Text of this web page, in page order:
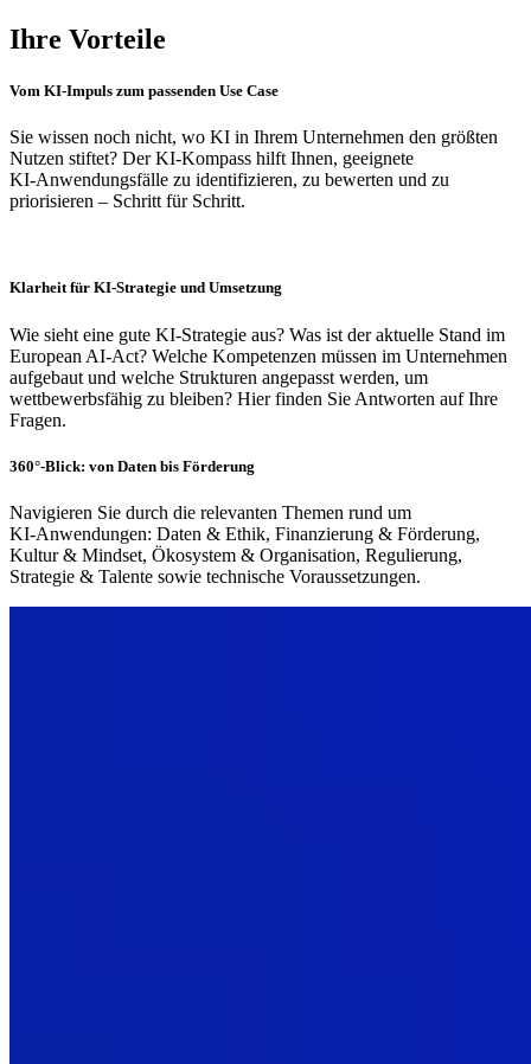
Ihre Vorteile
Vom KI‑Impuls zum passenden Use Case
Sie wissen noch nicht, wo KI in Ihrem Unternehmen den größten
Nutzen stiftet? Der KI‑Kompass hilft Ihnen, geeignete
KI‑Anwendungsfälle zu identifizieren, zu bewerten und zu
priorisieren – Schritt für Schritt.
Klarheit für KI‑Strategie und Umsetzung
Wie sieht eine gute KI-Strategie aus? Was ist der aktuelle Stand im
European AI-Act? Welche Kompetenzen müssen im Unternehmen
aufgebaut und welche Strukturen angepasst werden, um
wettbewerbsfähig zu bleiben? Hier finden Sie Antworten auf Ihre
Fragen.
360°‑Blick: von Daten bis Förderung
Navigieren Sie durch die relevanten Themen rund um
KI‑Anwendungen: Daten & Ethik, Finanzierung & Förderung,
Kultur & Mindset, Ökosystem & Organisation, Regulierung,
Strategie & Talente sowie technische Voraussetzungen.